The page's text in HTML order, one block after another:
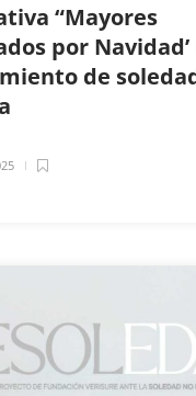
“Mayores
por
de